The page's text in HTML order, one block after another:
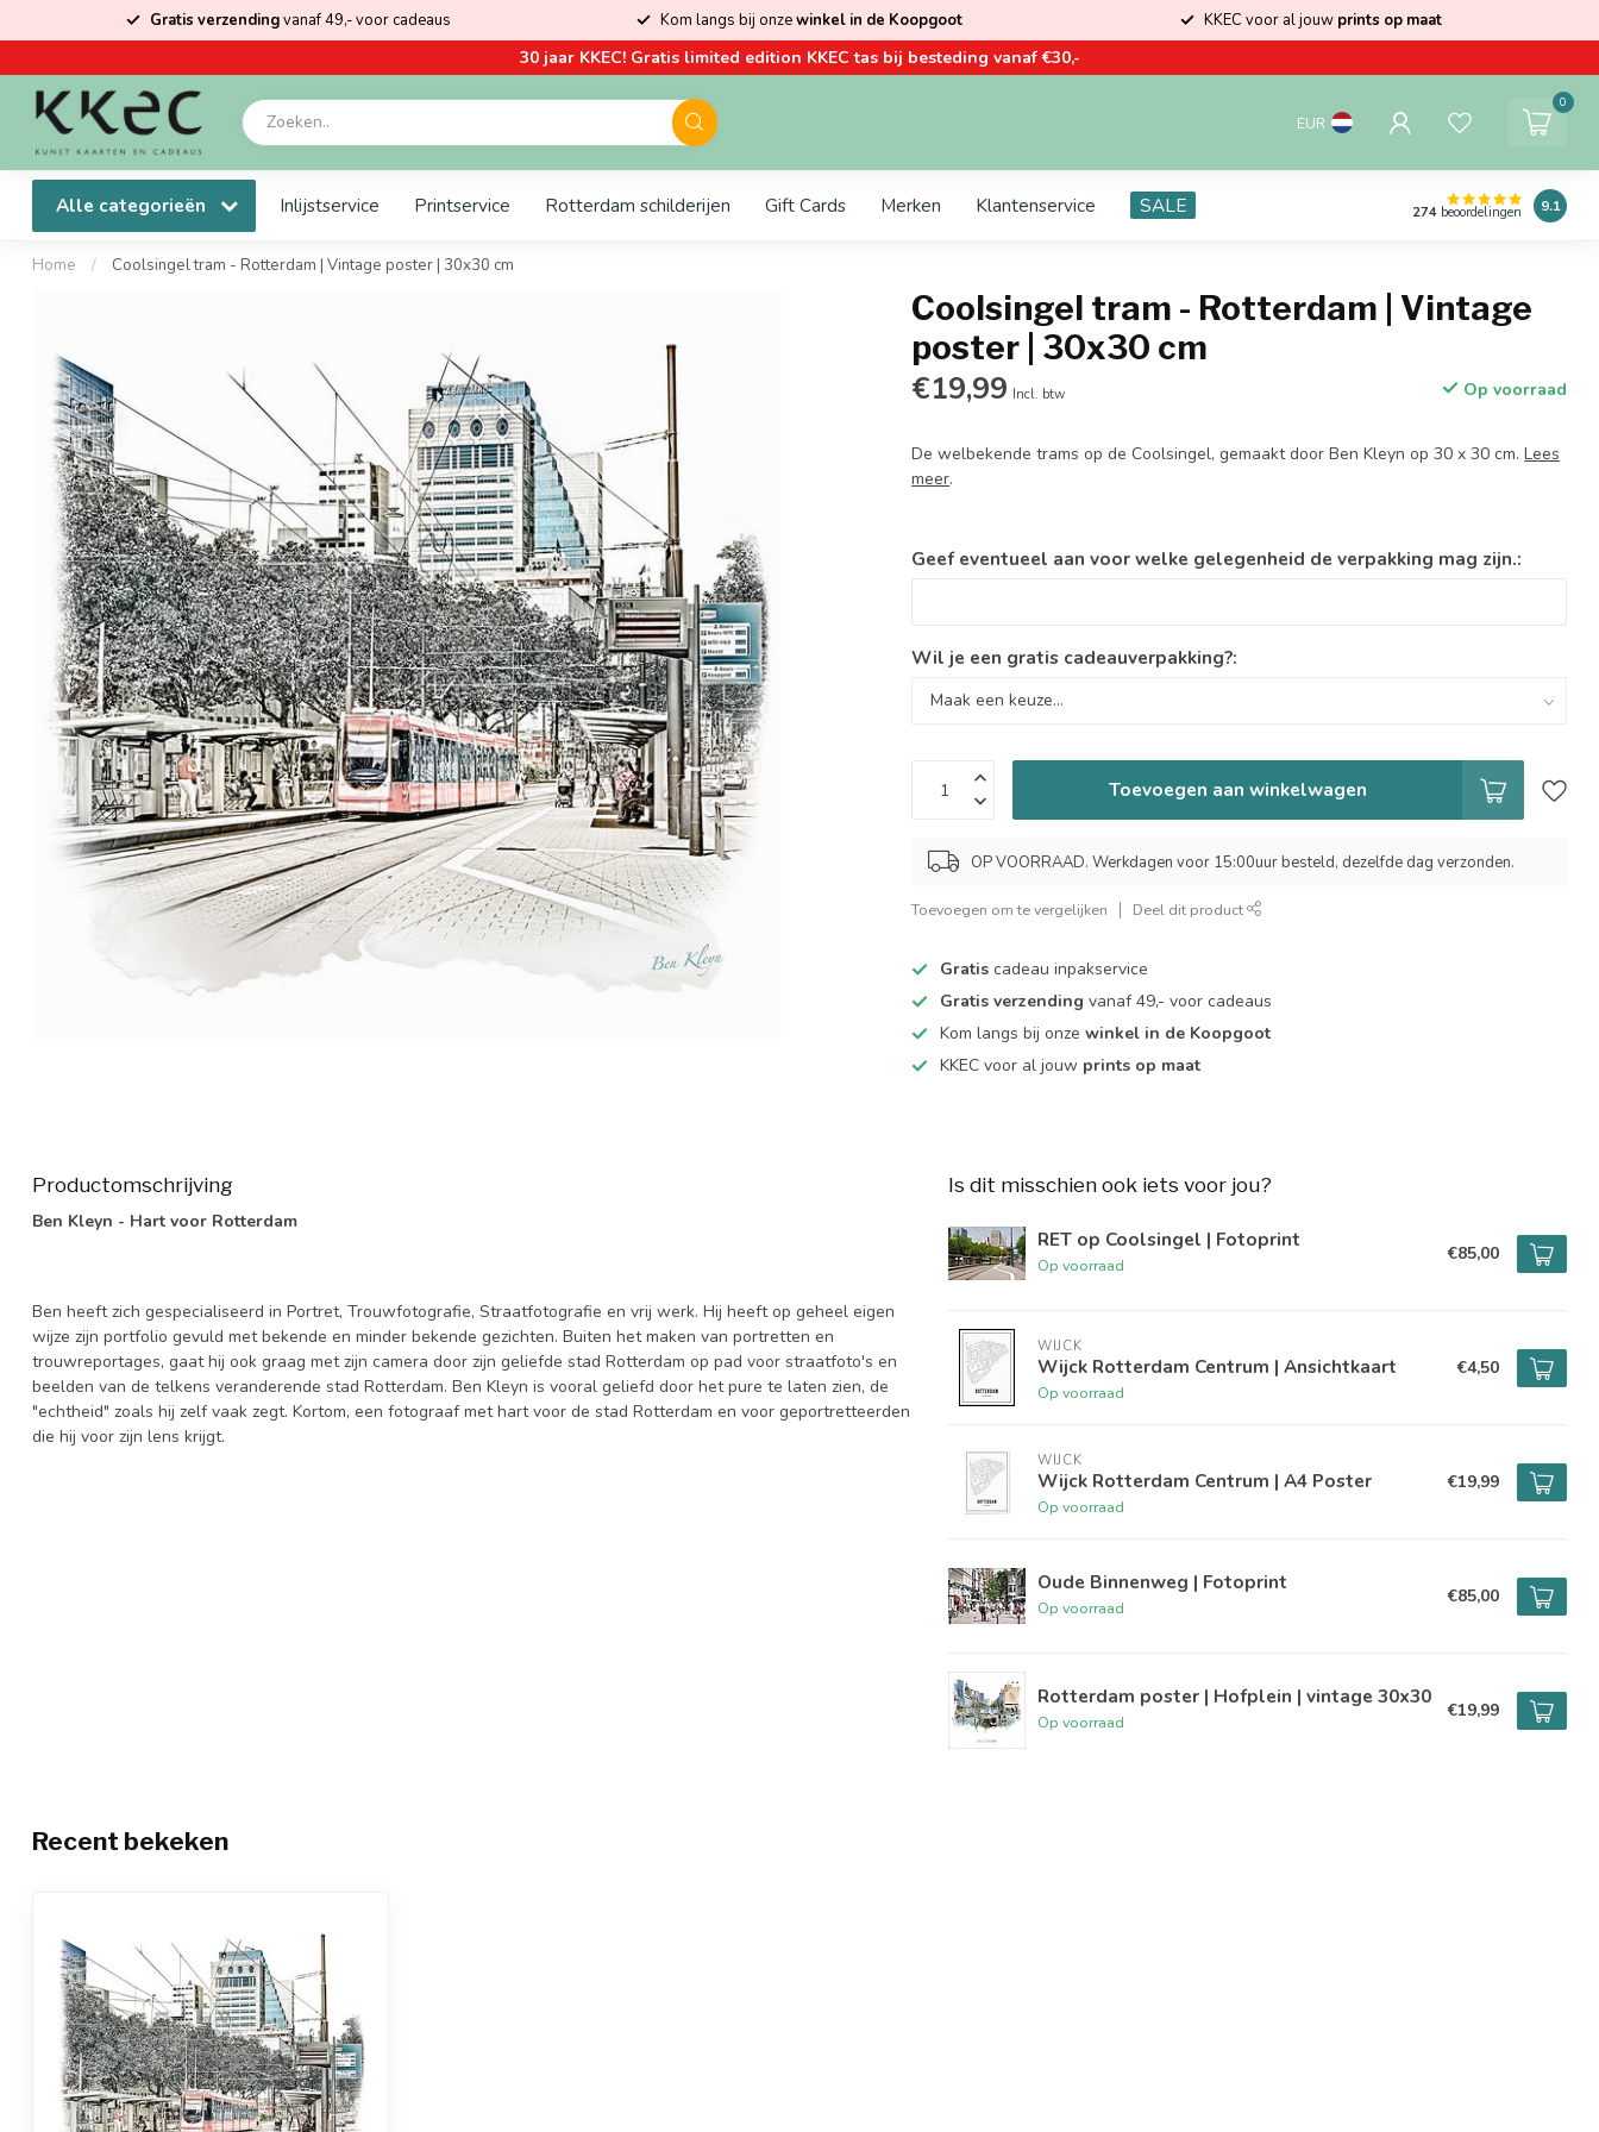
Gratis verzendingvanaf 49,- voor cadeaus Kom langs bij onzewinkel in de Koopgoot KKEC voor al jouw prints op maat
30 jaar KKEC! Gratis limited edition KKEC tas bij besteding vanaf €30,-
EUR
0
Alle categorieën Inlijstservice Printservice Rotterdam schilderijen Gift Cards Merken Klantenservice SALE 274 beoordelingen 9.1
Home / Coolsingel tram - Rotterdam | Vintage poster | 30x30 cm
Coolsingel tram - Rotterdam | Vintage
poster | 30x30 cm
€19,99 Incl. btw Op voorraad
De welbekende trams op de Coolsingel, gemaakt door Ben Kleyn op 30 x 30 cm.Lees
meer.
Geef eventueel aan voor welke gelegenheid de verpakking mag zijn.:
Wil je een gratis cadeauverpakking?:
Toevoegen aan winkelwagen
OP VOORRAAD. Werkdagen voor 15:00uur besteld, dezelfde dag verzonden.
Toevoegen om te vergelijken Deel dit product
Gratis cadeau inpakservice
Gratis verzending vanaf 49,- voor cadeaus
Kom langs bij onzewinkel in de Koopgoot
KKEC voor al jouw prints op maat
Productomschrijving
Ben Kleyn - Hart voor Rotterdam
Ben heeft zich gespecialiseerd in Portret, Trouwfotografie, Straatfotografie en vrij werk. Hij heeft op geheel eigen
wijze zijn portfolio gevuld met bekende en minder bekende gezichten. Buiten het maken van portretten en
trouwreportages, gaat hij ook graag met zijn camera door zijn geliefde stad Rotterdam op pad voor straatfoto's en
beelden van de telkens veranderende stad Rotterdam. Ben Kleyn is vooral geliefd door het pure te laten zien, de
"echtheid" zoals hij zelf vaak zegt. Kortom, een fotograaf met hart voor de stad Rotterdam en voor geportretteerden
die hij voor zijn lens krijgt.
Is dit misschien ook iets voor jou?
RET op Coolsingel | Fotoprint
Op voorraad
€85,00
WIJCK
Wijck Rotterdam Centrum | Ansichtkaart
Op voorraad
€4,50
WIJCK
Wijck Rotterdam Centrum | A4 Poster
Op voorraad
€19,99
Oude Binnenweg | Fotoprint
Op voorraad
€85,00
Rotterdam poster | Hofplein | vintage 30x30
Op voorraad
€19,99
Recent bekeken